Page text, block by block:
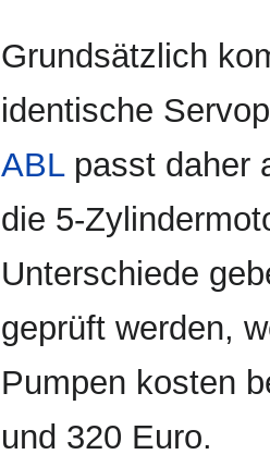
Grundsätzlich
identische
ABLpasst daher
die 5-
Unterschiede
geprüft werden,
Pumpen kosten
und 320 Euro.